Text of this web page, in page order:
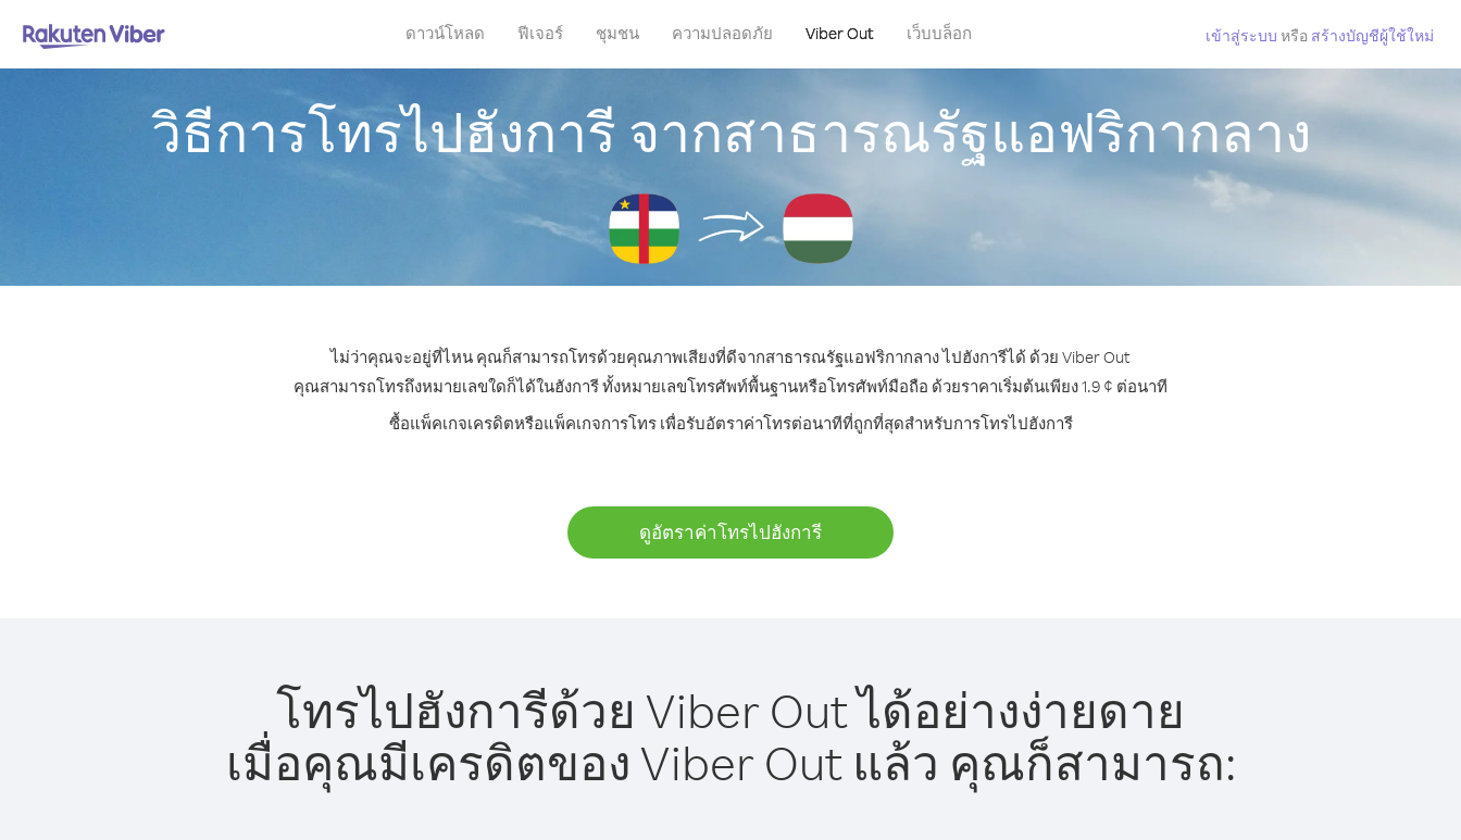
ดาวน์โหลด ฟีเจอร์ ชุมชน ความปลอดภัย Viber Out เว็บบล็อก เข้าสู่ระบบ หรือ สร้างบัญชีผู้ใช้ใหม่
วิธีการโทรไปฮังการี จากสาธารณรัฐแอฟริกากลาง
ไม่ว่าคุณจะอยู่ที่ไหน คุณก็สามารถโทรด้วยคุณภาพเสียงที่ดีจากสาธารณรัฐแอฟริกากลาง ไปฮังการีได้ ด้วย Viber Out
คุณสามารถโทรถึงหมายเลขใดก็ได้ในฮังการี ทั้งหมายเลขโทรศัพท์พื้นฐานหรือโทรศัพท์มือถือ ด้วยราคาเริ่มต้นเพียง 1.9 ¢ ต่อนาที
ซื้อแพ็คเกจเครดิตหรือแพ็คเกจการโทร เพื่อรับอัตราค่าโทรต่อนาทีที่ถูกที่สุดสำหรับการโทรไปฮังการี
ดูอัตราค่าโทรไปฮังการี
โทรไปฮังการีด้วย Viber Out ได้อย่างง่ายดาย
เมื่อคุณมีเครดิตของ Viber Out แล้ว คุณก็สามารถ: